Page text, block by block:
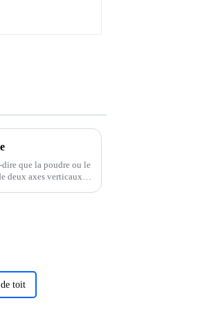
dire que la poudre ou le
deux axes verticaux
toit